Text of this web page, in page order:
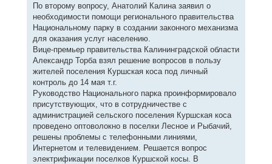
По второму вопросу, Анатолий Калина заявил о
необходимости помощи регионального правительства
Национальному парку в создании законного механизма
для оказания услуг населению.
Вице-премьер правительства Калининградской области
Александр Торба взял решение вопросов в пользу
жителей поселения Куршская коса под личный
контроль до 14 мая т.г.
Руководство Национального парка проинформировало
присутствующих, что в сотрудничестве с
администрацией сельского поселения Куршская коса
проведено оптоволокно в поселки Лесное и Рыбачий,
решены проблемы с телефонными линиями,
Интернетом и телевидением. Решается вопрос
электрификации поселков Куршской косы. В